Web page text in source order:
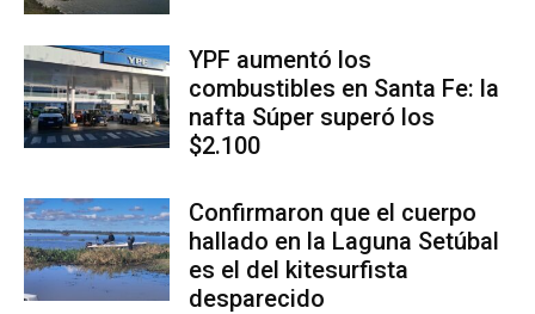
YPF aumentó los
combustibles en Santa Fe: la
nafta Súper superó los
$2.100
Confirmaron que el cuerpo
hallado en la Laguna Setúbal
es el del kitesurfista
desparecido